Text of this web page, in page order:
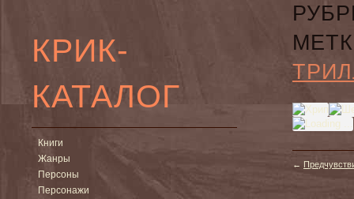
КРИК-
КАТАЛОГ
Книги
Жанры
Персоны
Персонажи
←